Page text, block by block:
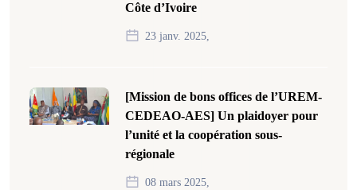
Côte d’Ivoire
23 janv. 2025,
[Mission de bons offices de l’UREM-
CEDEAO-AES] Un plaidoyer pour
l’unité et la coopération sous-
régionale
08 mars 2025,